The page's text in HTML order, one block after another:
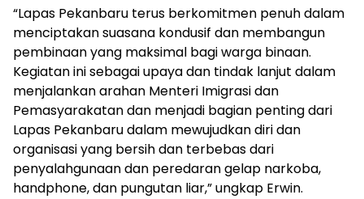
“Lapas Pekanbaru terus berkomitmen penuh dalam
menciptakan suasana kondusif dan membangun
pembinaan yang maksimal bagi warga binaan.
Kegiatan ini sebagai upaya dan tindak lanjut dalam
menjalankan arahan Menteri Imigrasi dan
Pemasyarakatan dan menjadi bagian penting dari
Lapas Pekanbaru dalam mewujudkan diri dan
organisasi yang bersih dan terbebas dari
penyalahgunaan dan peredaran gelap narkoba,
handphone, dan pungutan liar,” ungkap Erwin.